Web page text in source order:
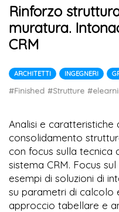
Rinforzo
muratura.
CRM
ARCHITETTI INGEGNERI
#Finished #Strutture
Analisi e caratteristiche
consolidamento
con focus sulla tecnica
sistema CRM. Focus
esempi di soluzioni di
su parametri di calcolo
approccio tabellare e